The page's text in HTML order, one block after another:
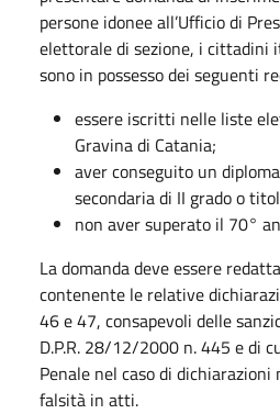
persone idonee all’Ufficio di
elettorale di sezione, i cittadini
sono in possesso dei seguenti
essere iscritti nelle liste
Gravina di Catania;
aver conseguito un
secondaria di II grado o
non aver superato il 70°
La domanda deve essere
contenente le relative
46 e 47, consapevoli delle
D.P.R. 28/12/2000 n. 445 e di
Penale nel caso di
falsità in atti.